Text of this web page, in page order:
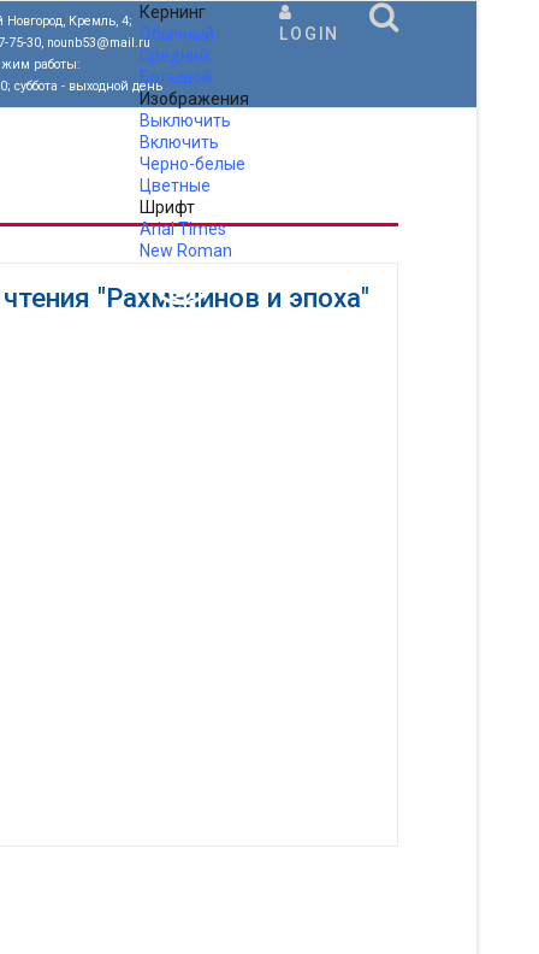
Новгород, Кремль, 4;
75-30, nounb53@mail.ru
работы:
суббота - выходной день
Кернинг
Обычный
Средний
Большой
Изображения
Выключить
Включить
Черно-белые
Цветные
Шрифт
ArialTimes
New Roman
LOGIN
"Рахманинов и эпоха"